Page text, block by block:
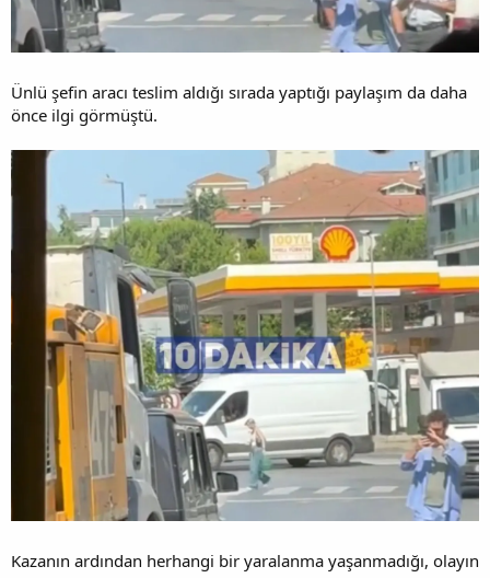
Ünlü şefin aracı teslim aldığı sırada yaptığı paylaşım da daha
önce ilgi görmüştü.
Kazanın ardından herhangi bir yaralanma yaşanmadığı, olayın